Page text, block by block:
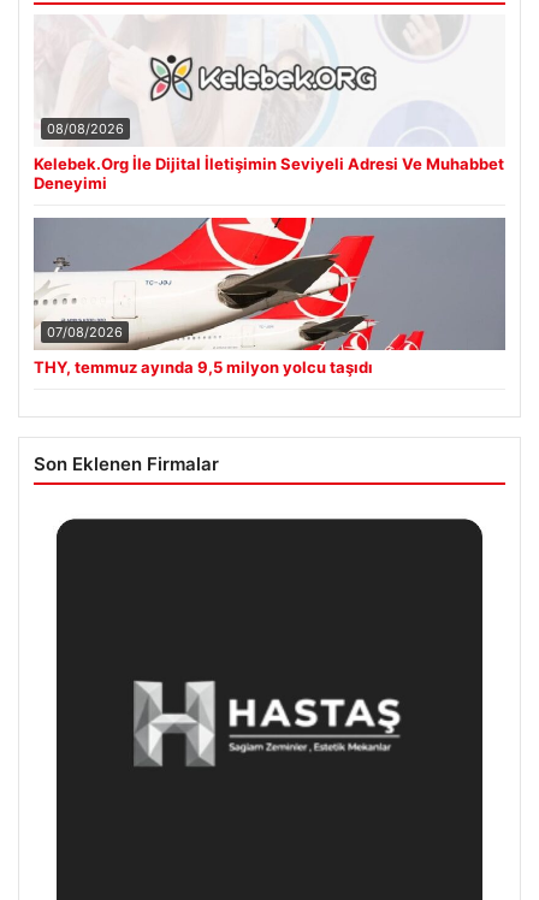
08/08/2026
Kelebek.Org İle Dijital İletişimin Seviyeli Adresi Ve Muhabbet
Deneyimi
07/08/2026
THY, temmuz ayında 9,5 milyon yolcu taşıdı
Son Eklenen Firmalar